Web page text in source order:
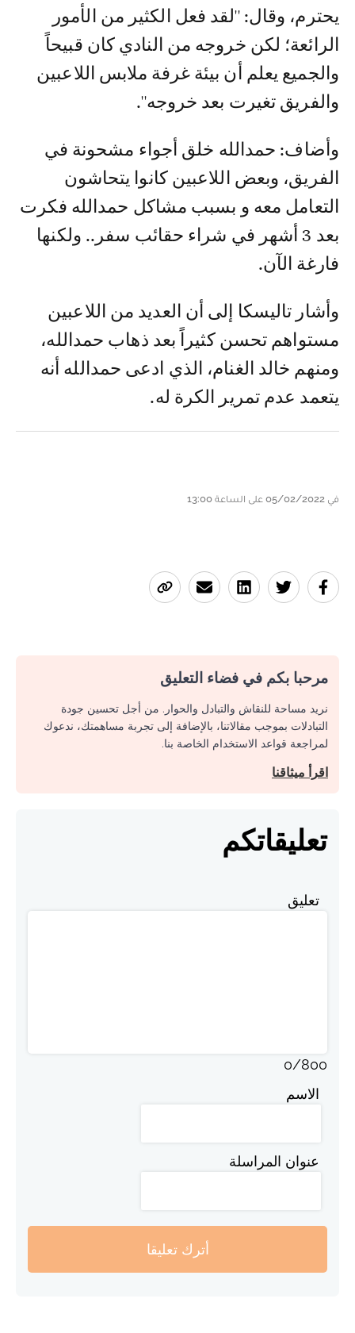
يحترم، وقال: ''لقد فعل الكثير من الأمور
الرائعة؛ لكن خروجه من النادي كان قبيحاً
والجميع يعلم أن بيئة غرفة ملابس اللاعبين
والفريق تغيرت بعد خروجه''.
وأضاف: حمدالله خلق أجواء مشحونة في
الفريق، وبعض اللاعبين كانوا يتحاشون
التعامل معه و بسبب مشاكل حمدالله فكرت
بعد 3 أشهر في شراء حقائب سفر.. ولكنها
فارغة الآن.
وأشار تاليسكا إلى أن العديد من اللاعبين
مستواهم تحسن كثيراً بعد ذهاب حمدالله،
ومنهم خالد الغنام، الذي ادعى حمدالله أنه
يتعمد عدم تمرير الكرة له.
في 05/02/2022 على الساعة 13:00
مرحبا بكم في فضاء التعليق
نريد مساحة للنقاش والتبادل والحوار. من أجل تحسين جودة
التبادلات بموجب مقالاتنا، بالإضافة إلى تجربة مساهمتك، ندعوك
لمراجعة قواعد الاستخدام الخاصة بنا.
اقرأ ميثاقنا
تعليقاتكم
تعليق
0/800
الاسم
عنوان المراسلة
أترك تعليقا